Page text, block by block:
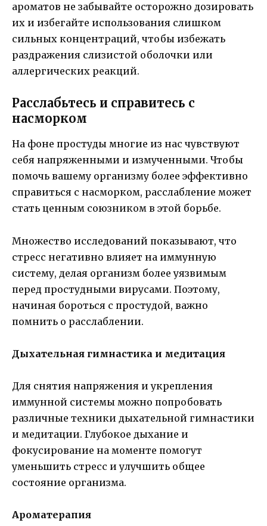
ароматов не забывайте осторожно дозировать
их и избегайте использования слишком
сильных концентраций, чтобы избежать
раздражения слизистой оболочки или
аллергических реакций.
Расслабьтесь и справитесь с
насморком
На фоне простуды многие из нас чувствуют
себя напряженными и измученными. Чтобы
помочь вашему организму более эффективно
справиться с насморком, расслабление может
стать ценным союзником в этой борьбе.
Множество исследований показывают, что
стресс негативно влияет на иммунную
систему, делая организм более уязвимым
перед простудными вирусами. Поэтому,
начиная бороться с простудой, важно
помнить о расслаблении.
Дыхательная гимнастика и медитация
Для снятия напряжения и укрепления
иммунной системы можно попробовать
различные техники дыхательной гимнастики
и медитации. Глубокое дыхание и
фокусирование на моменте помогут
уменьшить стресс и улучшить общее
состояние организма.
Ароматерапия